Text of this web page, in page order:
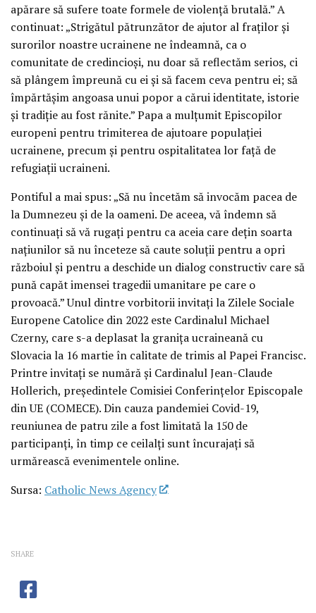
apărare să sufere toate formele de violență brutală.” A
continuat: „Strigătul pătrunzător de ajutor al fraților și
surorilor noastre ucrainene ne îndeamnă, ca o
comunitate de credincioși, nu doar să reflectăm serios, ci
să plângem împreună cu ei și să facem ceva pentru ei; să
împărtășim angoasa unui popor a cărui identitate, istorie
și tradiție au fost rănite.” Papa a mulțumit Episcopilor
europeni pentru trimiterea de ajutoare populației
ucrainene, precum și pentru ospitalitatea lor față de
refugiații ucraineni.
Pontiful a mai spus: „Să nu încetăm să invocăm pacea de
la Dumnezeu și de la oameni. De aceea, vă îndemn să
continuați să vă rugați pentru ca aceia care dețin soarta
națiunilor să nu înceteze să caute soluții pentru a opri
războiul și pentru a deschide un dialog constructiv care să
pună capăt imensei tragedii umanitare pe care o
provoacă.” Unul dintre vorbitorii invitați la Zilele Sociale
Europene Catolice din 2022 este Cardinalul Michael
Czerny, care s-a deplasat la granița ucraineană cu
Slovacia la 16 martie în calitate de trimis al Papei Francisc.
Printre invitați se numără și Cardinalul Jean-Claude
Hollerich, președintele Comisiei Conferințelor Episcopale
din UE (COMECE). Din cauza pandemiei Covid-19,
reuniunea de patru zile a fost limitată la 150 de
participanți, în timp ce ceilalți sunt încurajați să
urmărească evenimentele online.
Sursa: Catholic News Agency
SHARE